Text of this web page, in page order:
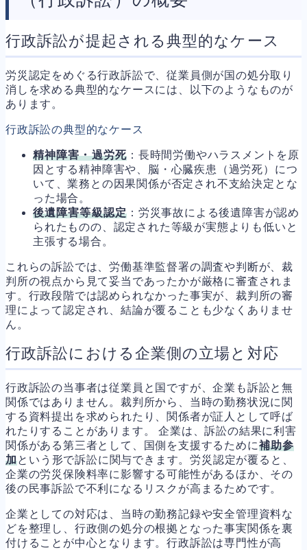
行政訴訟が提起される典型的なケース
労災認定をめぐる行政訴訟で、従業員側が国の処分取り
消しを求める典型的なケースには、以下のようなものが
あります。
行政訴訟の典型的なケース
精神障害・過労死：長時間労働やハラスメントを原
因とする精神障害や、脳・心臓疾患（過労死）につ
いて、業務との因果関係が否定され不支給決定とな
った場合。
後遺障害等級認定：労災事故による後遺障害が認め
られたものの、認定された等級が実態よりも低いと
主張する場合。
これらの訴訟では、労働基準監督署の調査や判断が、裁
判所の視点から見て妥当であったかが厳格に審査されま
す。行政段階では認められなかった事実が、裁判所の審
理によって認定され、結論が覆ることも少なくありませ
ん。
行政訴訟における企業側の立場と対応
行政訴訟の当事者は従業員と国ですが、企業も訴訟と無
関係ではありません。裁判所から、当時の勤務状況に関
する資料提出を求められたり、関係者が証人として呼ば
れたりすることがあります。 企業は、訴訟の結果に利害
関係がある第三者として、国側を支援するために補助参
加という形で訴訟に関与できます。労災認定が覆ると、
企業の労災保険料率に影響する可能性があるほか、その
後の民事訴訟で不利になるリスクが高まるためです。
企業としての対応は、当時の勤務記録や安全管理資料な
どを整理し、行政側の処分の根拠となった事実関係を裏
付けることが中心となります。行政訴訟は専門性が高